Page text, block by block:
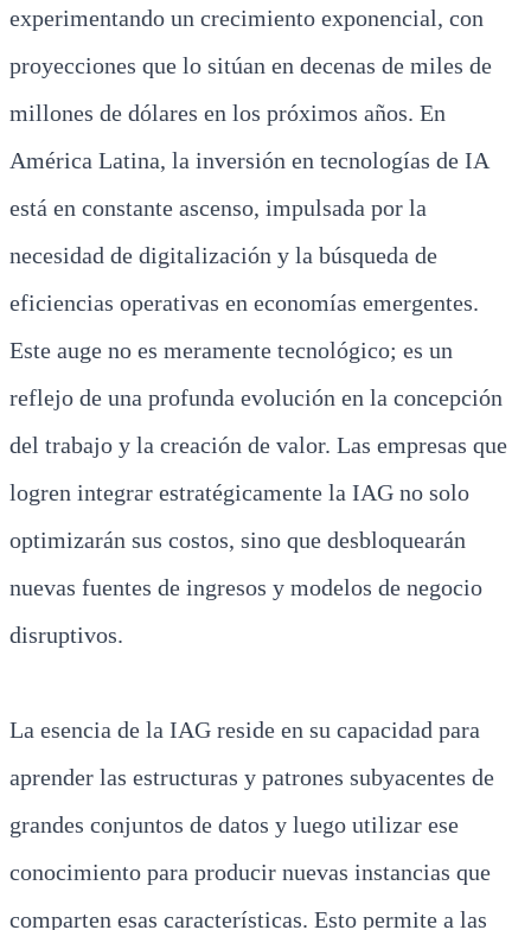
experimentando un crecimiento exponencial, con
proyecciones que lo sitúan en decenas de miles de
millones de dólares en los próximos años. En
América Latina, la inversión en tecnologías de IA
está en constante ascenso, impulsada por la
necesidad de digitalización y la búsqueda de
eficiencias operativas en economías emergentes.
Este auge no es meramente tecnológico; es un
reflejo de una profunda evolución en la concepción
del trabajo y la creación de valor. Las empresas que
logren integrar estratégicamente la IAG no solo
optimizarán sus costos, sino que desbloquearán
nuevas fuentes de ingresos y modelos de negocio
disruptivos.
La esencia de la IAG reside en su capacidad para
aprender las estructuras y patrones subyacentes de
grandes conjuntos de datos y luego utilizar ese
conocimiento para producir nuevas instancias que
comparten esas características. Esto permite a las